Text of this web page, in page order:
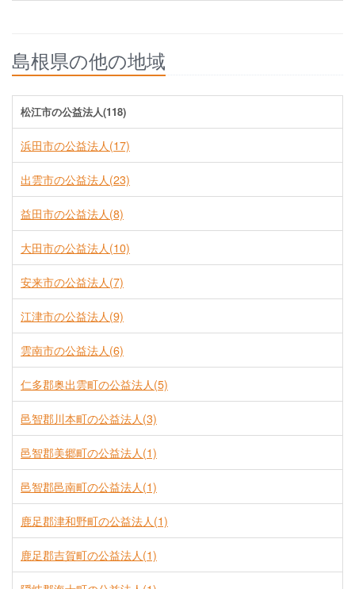
島根県の他の地域
松江市の公益法人(118)
浜田市の公益法人(17)
出雲市の公益法人(23)
益田市の公益法人(8)
大田市の公益法人(10)
安来市の公益法人(7)
江津市の公益法人(9)
雲南市の公益法人(6)
仁多郡奥出雲町の公益法人(5)
邑智郡川本町の公益法人(3)
邑智郡美郷町の公益法人(1)
邑智郡邑南町の公益法人(1)
鹿足郡津和野町の公益法人(1)
鹿足郡吉賀町の公益法人(1)